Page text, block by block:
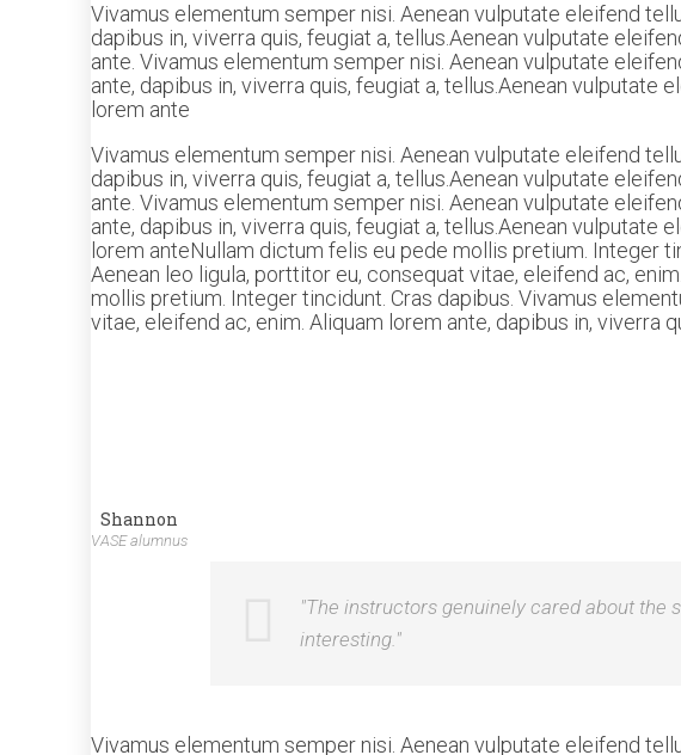
Vivamus elementum semper nisi. Aenean vulputate eleifend
dapibus in, viverra quis, feugiat a, tellus.Aenean vulputate
ante. Vivamus elementum semper nisi. Aenean vulputate
ante, dapibus in, viverra quis, feugiat a, tellus.Aenean vulputate
lorem ante
Vivamus elementum semper nisi. Aenean vulputate eleifend
dapibus in, viverra quis, feugiat a, tellus.Aenean vulputate
ante. Vivamus elementum semper nisi. Aenean vulputate
ante, dapibus in, viverra quis, feugiat a, tellus.Aenean vulputate
lorem anteNullam dictum felis eu pede mollis pretium. Integer
Aenean leo ligula, porttitor eu, consequat vitae, eleifend ac,
mollis pretium. Integer tincidunt. Cras dapibus. Vivamus
vitae, eleifend ac, enim. Aliquam lorem ante, dapibus in, viverra
Shannon
VASE alumnus
"The instructors genuinely cared about the
interesting."
Vivamus elementum semper nisi. Aenean vulputate eleifend